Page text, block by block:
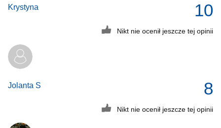
10
Krystyna
Nikt nie ocenił jeszcze tej opinii
8
Jolanta S
Nikt nie ocenił jeszcze tej opinii